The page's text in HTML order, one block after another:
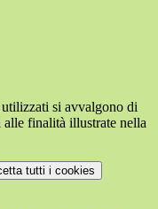
si avvalgono di
finalità illustrate nella
tutti i cookies